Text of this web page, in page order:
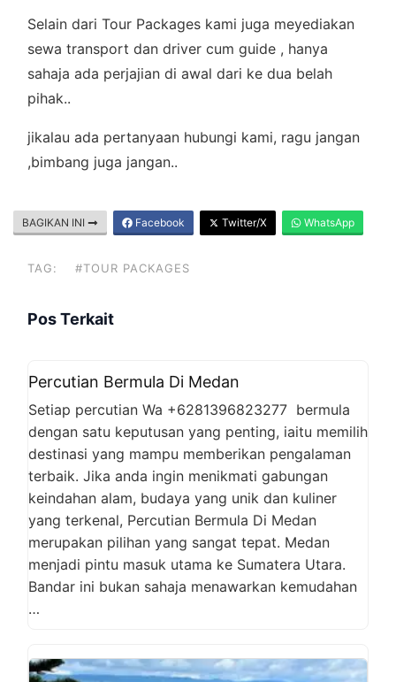
Selain dari Tour Packages kami juga meyediakan
sewa transport dan driver cum guide , hanya
sahaja ada perjajian di awal dari ke dua belah
pihak..
jikalau ada pertanyaan hubungi kami, ragu jangan
,bimbang juga jangan..
BAGIKAN INI Facebook Twitter/X WhatsApp
TAG: #TOUR PACKAGES
Pos Terkait
Percutian Bermula Di Medan
Setiap percutian Wa +6281396823277 bermula
dengan satu keputusan yang penting, iaitu memilih
destinasi yang mampu memberikan pengalaman
terbaik. Jika anda ingin menikmati gabungan
keindahan alam, budaya yang unik dan kuliner
yang terkenal, Percutian Bermula Di Medan
merupakan pilihan yang sangat tepat. Medan
menjadi pintu masuk utama ke Sumatera Utara.
Bandar ini bukan sahaja menawarkan kemudahan
…